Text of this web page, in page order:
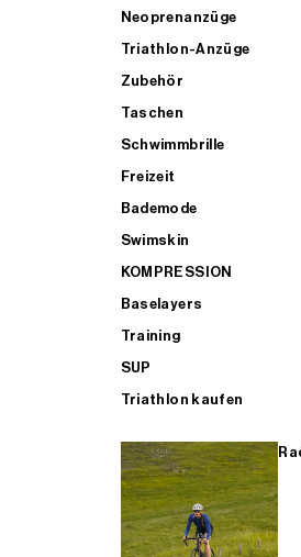
Neoprenanzüge
Triathlon-Anzüge
Zubehör
Taschen
Schwimmbrille
Freizeit
Bademode
Swimskin
KOMPRESSION
Baselayers
Training
SUP
Triathlon kaufen